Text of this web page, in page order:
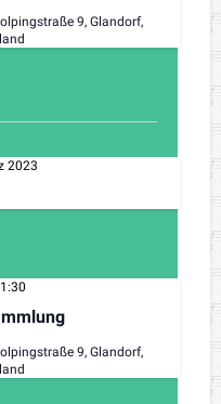
e
i
c
h
a
t
n
9, Glandorf,
2023
9, Glandorf,